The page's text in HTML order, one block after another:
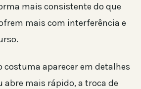
mais consistente do que
mais com interferência e
costuma aparecer em detalhes
abre mais rápido, a troca de